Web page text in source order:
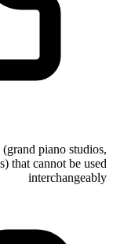
piano studios,
that cannot be used
interchangeably